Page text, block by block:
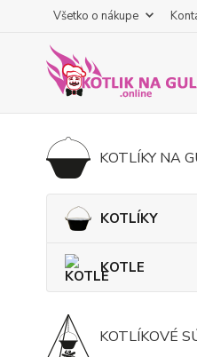
Všetko o nákupe
KOTLÍKY NA
KOTLÍKY
KOTLE
KOTLÍKOVÉ